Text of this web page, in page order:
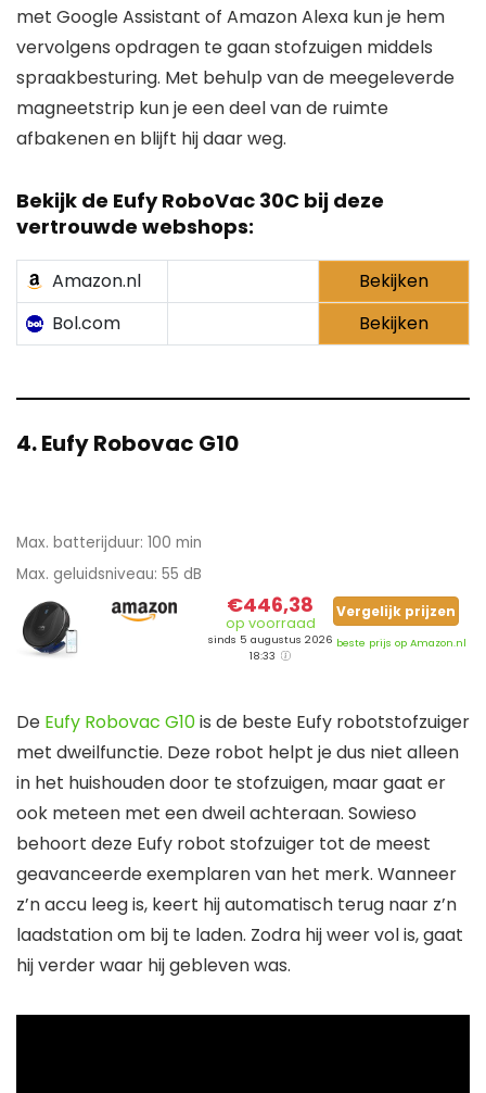
met Google Assistant of Amazon Alexa kun je hem
vervolgens opdragen te gaan stofzuigen middels
spraakbesturing. Met behulp van de meegeleverde
magneetstrip kun je een deel van de ruimte
afbakenen en blijft hij daar weg.
Bekijk de Eufy RoboVac 30C bij deze
vertrouwde webshops:
Amazon.nl
Bekijken
Bol.com
Bekijken
4. Eufy Robovac G10
Max. batterijduur: 100 min
Max. geluidsniveau: 55 dB
€446,38
op voorraad
sinds 5 augustus 2026
18:33
Vergelijk prijzen
beste prijs op Amazon.nl
De Eufy Robovac G10is de beste Eufy robotstofzuiger
met dweilfunctie. Deze robot helpt je dus niet alleen
in het huishouden door te stofzuigen, maar gaat er
ook meteen met een dweil achteraan. Sowieso
behoort deze Eufy robot stofzuiger tot de meest
geavanceerde exemplaren van het merk. Wanneer
z’n accu leeg is, keert hij automatisch terug naar z’n
laadstation om bij te laden. Zodra hij weer vol is, gaat
hij verder waar hij gebleven was.